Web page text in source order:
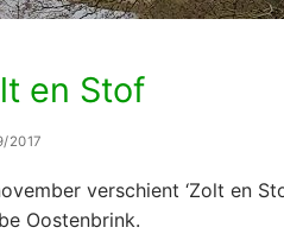
en Stof
2017
verschient ‘Zolt en
Oostenbrink.